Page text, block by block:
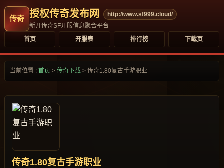
授权传奇发布网
http://www.sf999.cloud/
新开传奇SF开服信息聚合平台
首页
开服表 排行榜 下载页
当前位置 : 首页 > 传奇下载 > 传奇1.80复古手游职业
传奇1.80复古手游职业